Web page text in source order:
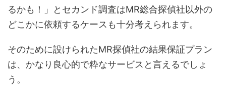
るかも！」とセカンド調査はMR総合探偵社以外の
どこかに依頼するケースも十分考えられます。
そのために設けられたMR探偵社の結果保証プラン
は、かなり良心的で粋なサービスと言えるでしょ
う。